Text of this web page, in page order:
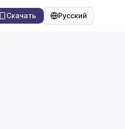
Скачать Русский
Язык